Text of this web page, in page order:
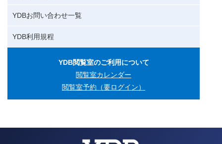
YDBお問い合わせ一覧
YDB利用規程
YDB閲覧室のご利用について
閲覧室カレンダー
閲覧室予約（要ログイン）